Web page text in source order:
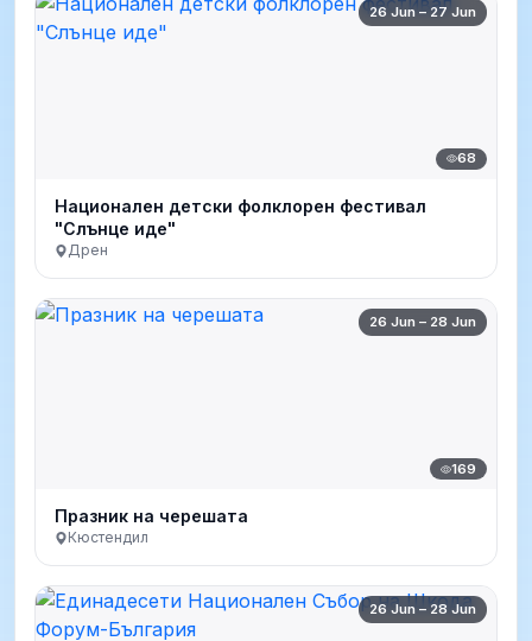
26 Jun – 27 Jun
68
Национален детски фолклорен фестивал
"Слънце иде"
Дрен
26 Jun – 28 Jun
169
Празник на черешата
Кюстендил
26 Jun – 28 Jun